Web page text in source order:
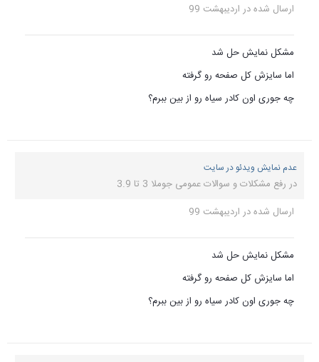
ارسال شده در اردیبهشت 99
مشکل نمایش حل شد
اما سایزش کل صفحه رو گرفته
چه جوری اون کادر سیاه رو از بین ببرم؟
عدم نمایش ویدئو در سایت
در رفع مشکلات و سوالات عمومی جوملا 3 تا 3.9
ارسال شده در اردیبهشت 99
مشکل نمایش حل شد
اما سایزش کل صفحه رو گرفته
چه جوری اون کادر سیاه رو از بین ببرم؟